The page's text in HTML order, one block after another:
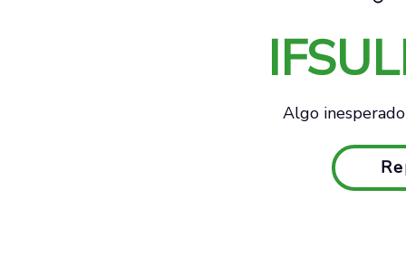
Algo